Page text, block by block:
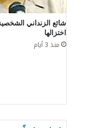
شائع الزنداني
اختزالها
منذ 3 أيام